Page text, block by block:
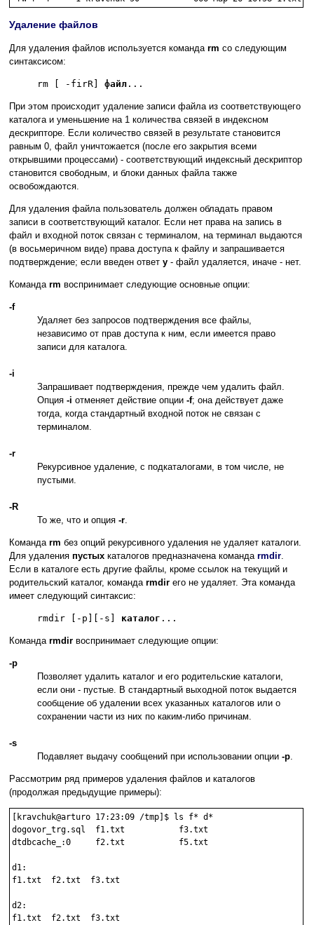
Удаление файлов
Для удаления файлов используется команда rm со следующим
синтаксисом:
rm [ -firR] файл ...
При этом происходит удаление записи файла из соответствующего
каталога и уменьшение на 1 количества связей в индексном
дескрипторе. Если количество связей в результате становится
равным 0, файл уничтожается (после его закрытия всеми
открывшими процессами) - соответствующий индексный дескриптор
становится свободным, и блоки данных файла также
освобождаются.
Для удаления файла пользователь должен обладать правом
записи в соответствующий каталог. Если нет права на запись в
файл и входной поток связан с терминалом, на терминал выдаются
(в восьмеричном виде) права доступа к файлу и запрашивается
подтверждение; если введен ответ y - файл удаляется, иначе - нет.
Команда rm воспринимает следующие основные опции:
-f
Удаляет без запросов подтверждения все файлы,
независимо от прав доступа к ним, если имеется право
записи для каталога.
-i
Запрашивает подтверждения, прежде чем удалить файл.
Опция -i отменяет действие опции -f; она действует даже
тогда, когда стандартный входной поток не связан с
терминалом.
-r
Рекурсивное удаление, с подкаталогами, в том числе, не
пустыми.
-R
То же, что и опция -r.
Команда rm без опций рекурсивного удаления не удаляет каталоги.
Для удаления пустых каталогов предназначена команда rmdir.
Если в каталоге есть другие файлы, кроме ссылок на текущий и
родительский каталог, команда rmdir его не удаляет. Эта команда
имеет следующий синтаксис:
rmdir [-p][-s] каталог ...
Команда rmdir воспринимает следующие опции:
-p
Позволяет удалить каталог и его родительские каталоги,
если они - пустые. В стандартный выходной поток выдается
сообщение об удалении всех указанных каталогов или о
сохранении части из них по каким-либо причинам.
-s
Подавляет выдачу сообщений при использовании опции -p.
Рассмотрим ряд примеров удаления файлов и каталогов
(продолжая предыдущие примеры):
[kravchuk@arturo 17:23:09 /tmp]$ ls f* d*
dogovor_trg.sql  f1.txt           f3.txt
dtdbcache_:0     f2.txt           f5.txt
d1:
f1.txt  f2.txt  f3.txt
d2:
f1.txt  f2.txt  f3.txt